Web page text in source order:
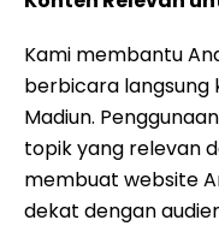
Kami membantu
berbicara langsung
Madiun.
topik yang relevan
membuat website
dekat dengan